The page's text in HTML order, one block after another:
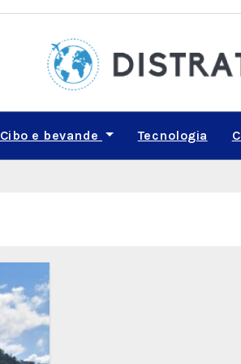
Cibo e bevande Tecnologia